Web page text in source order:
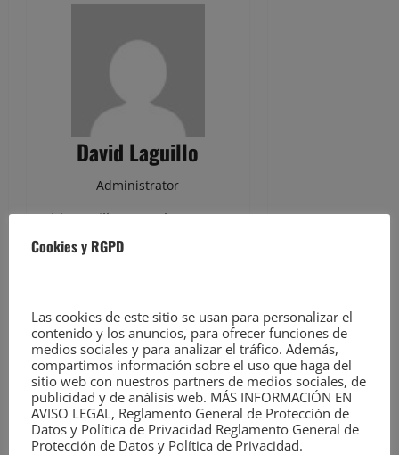
David Laguillo
Administrator
David Laguillo (Torrelavega, 1975)
es un periodista, escritor y
comunicación de ámbito nacional y
local, tanto en publicaciones
generalistas como especializadas.
Como fotógrafo también ha
ilustrado libros y artículos
periodísticos. Más información en
https://davidlaguillo.com/biografia/
Cookies y RGPD
Las cookies de este sitio se usan para personalizar el
contenido y los anuncios, para ofrecer funciones de
medios sociales y para analizar el tráfico. Además,
compartimos información sobre el uso que haga del
sitio web con nuestros partners de medios sociales, de
publicidad y de análisis web. MÁS INFORMACIÓN EN
AVISO LEGAL, Reglamento General de Protección de
Datos y Política de Privacidad Reglamento General de
Protección de Datos y Política de Privacidad.